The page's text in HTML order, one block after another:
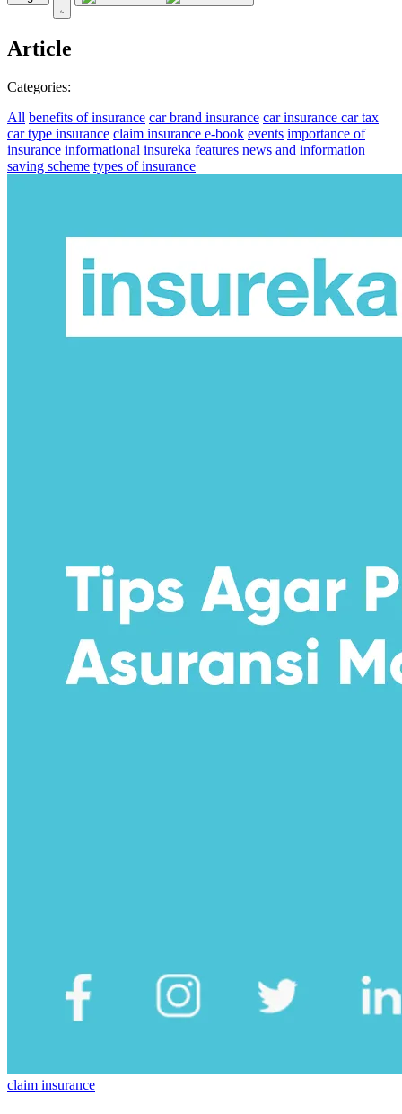
Article
Categories:
All benefits of insurance car brand insurance car insurance car tax
car type insurance claim insurance e-book events importance of
insurance informational insureka features news and information
saving scheme types of insurance
claim insurance